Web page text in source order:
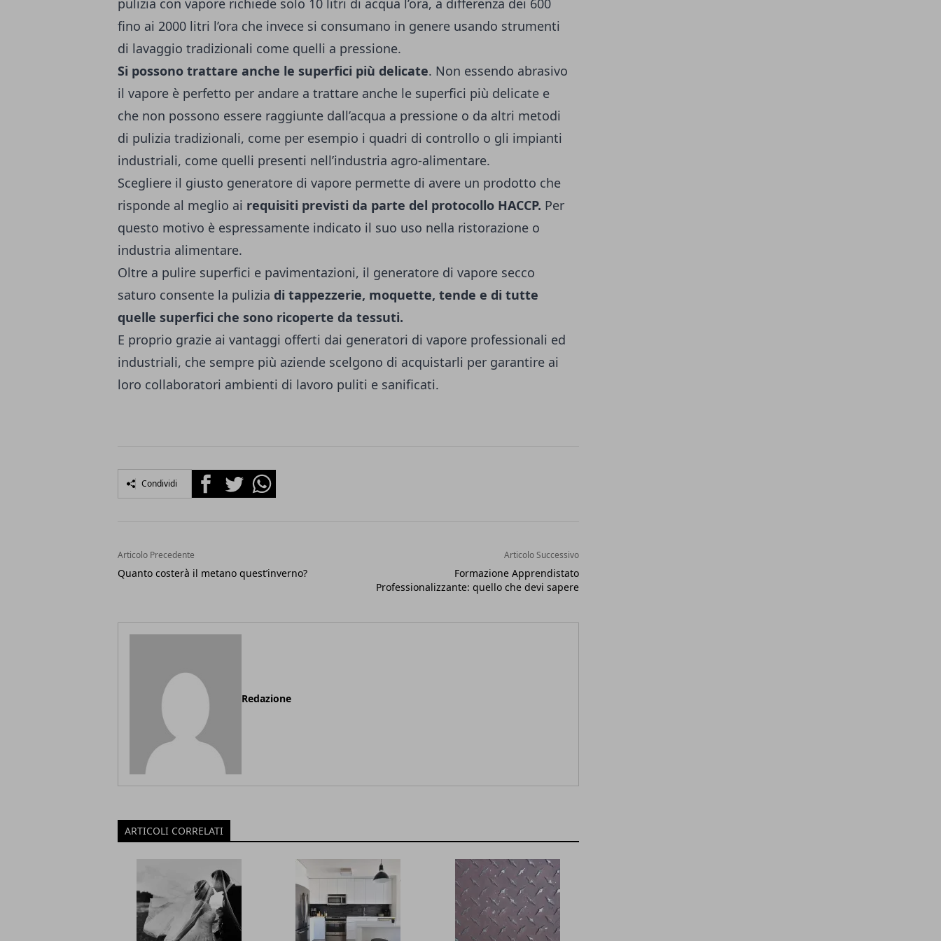
pulizia con vapore richiede solo 10 litri di acqua l’ora, a differenza dei 600
fino ai 2000 litri l’ora che invece si consumano in genere usando strumenti
di lavaggio tradizionali come quelli a pressione.
Si possono trattare anche le superfici più delicate. Non essendo abrasivo
il vapore è perfetto per andare a trattare anche le superfici più delicate e
che non possono essere raggiunte dall’acqua a pressione o da altri metodi
di pulizia tradizionali, come per esempio i quadri di controllo o gli impianti
industriali, come quelli presenti nell’industria agro-alimentare.
Scegliere il giusto generatore di vapore permette di avere un prodotto che
risponde al meglio ai requisiti previsti da parte del protocollo HACCP. Per
questo motivo è espressamente indicato il suo uso nella ristorazione o
industria alimentare.
Oltre a pulire superfici e pavimentazioni, il generatore di vapore secco
saturo consente la pulizia di tappezzerie, moquette, tende e di tutte
quelle superfici che sono ricoperte da tessuti.
E proprio grazie ai vantaggi offerti dai generatori di vapore professionali ed
industriali, che sempre più aziende scelgono di acquistarli per garantire ai
loro collaboratori ambienti di lavoro puliti e sanificati.
Condividi FacebookTwitterWhatsapp
Articolo Precedente
Quanto costerà il metano quest’inverno?
Articolo Successivo
Formazione Apprendistato
Professionalizzante: quello che devi sapere
Redazione
ARTICOLI CORRELATI